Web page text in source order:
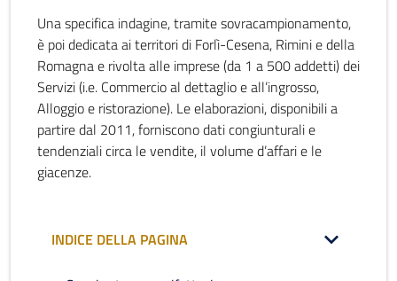
Una specifica indagine, tramite sovracampionamento,
è poi dedicata ai territori di Forlì-Cesena, Rimini e della
Romagna e rivolta alle imprese (da 1 a 500 addetti) dei
Servizi (i.e. Commercio al dettaglio e all’ingrosso,
Alloggio e ristorazione). Le elaborazioni, disponibili a
partire dal 2011, forniscono dati congiunturali e
tendenziali circa le vendite, il volume d’affari e le
giacenze.
INDICE DELLA PAGINA